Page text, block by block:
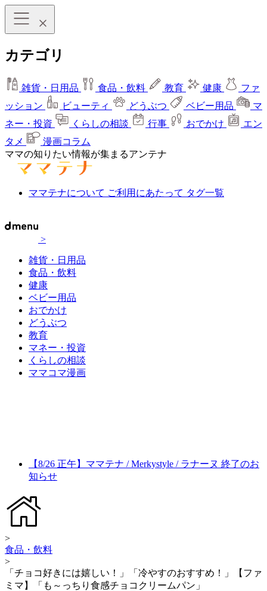
カテゴリ
雑貨・日用品 食品・飲料 教育 健康
ファ
ッション
ビューティ どうぶつ ベビー用品
マ
ネー・投資
くらしの相談 行事 おでかけ
エン
タメ
漫画コラム
ママの知りたい情報が集まるアンテナ
ママテナについて ご利用にあたって タグ一覧
>
雑貨・日用品
食品・飲料
健康
ベビー用品
おでかけ
どうぶつ
教育
マネー・投資
くらしの相談
ママコマ漫画
【8/26 正午】ママテナ / Merkystyle / ラナーヌ 終了のお
知らせ
>
食品・飲料
>
「チョコ好きには嬉しい！」「冷やすのおすすめ！」【ファ
ミマ】「も～っちり食感チョコクリームパン」